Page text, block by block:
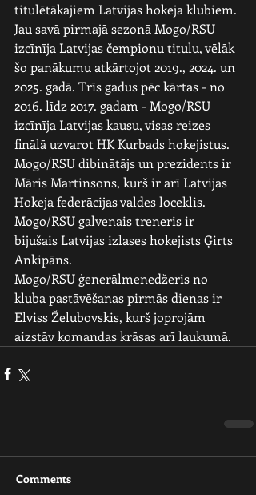
titulētākajiem Latvijas hokeja klubiem.
Jau savā pirmajā sezonā Mogo/RSU
izcīnīja Latvijas čempionu titulu, vēlāk
šo panākumu atkārtojot 2019., 2024. un
2025. gadā. Trīs gadus pēc kārtas - no
2016. līdz 2017. gadam - Mogo/RSU
izcīnīja Latvijas kausu, visas reizes
finālā uzvarot HK Kurbads hokejistus.
Mogo/RSU dibinātājs un prezidents ir
Māris Martinsons, kurš ir arī Latvijas
Hokeja federācijas valdes loceklis.
Mogo/RSU galvenais treneris ir
bijušais Latvijas izlases hokejists Ģirts
Ankipāns.
Mogo/RSU ģenerālmenedžeris no
kluba pastāvēšanas pirmās dienas ir
Elviss Želubovskis, kurš joprojām
aizstāv komandas krāsas arī laukumā.
Comments